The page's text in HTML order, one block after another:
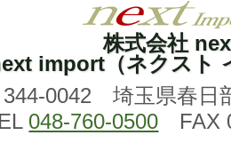
株式会社
import（ネクスト
344-0042 埼玉県春日
048-760-0500 FAX